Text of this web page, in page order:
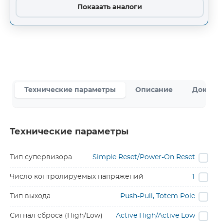
Показать аналоги
Технические параметры Описание
Технические параметры
Тип супервизора Simple Reset/Power-On Reset
Число контролируемых напряжений
Тип выхода Push-Pull, Totem Pole
Сигнал сброса (High/Low) Active High/Active Low